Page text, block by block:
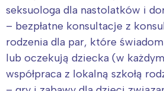
seksuologa dla nastolatków i
– bezpłatne konsultacje z
rodzenia dla par, które
lub oczekują dziecka (w
współpraca z lokalną szkołą